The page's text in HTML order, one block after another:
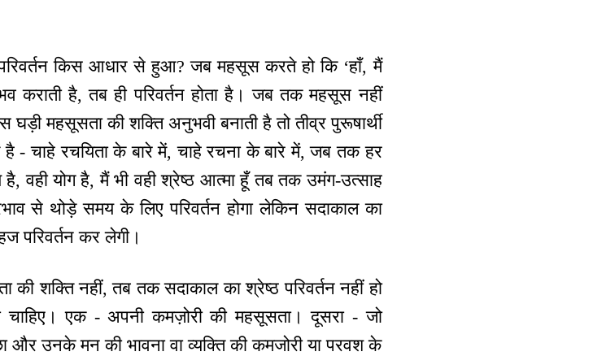
परिवर्तन किस आधार से हुआ? जब महसूस करते हो कि ‘हाँ, मैं
कराती है, तब ही परिवर्तन होता है। जब तक महसूस नहीं
महसूसता की शक्ति अनुभवी बनाती है तो तीव्र पुरूषार्थी
है - चाहे रचयिता के बारे में, चाहे रचना के बारे में, जब तक हर
वही योग है, मैं भी वही श्रेष्ठ आत्मा हूँ तब तक उमंग-उत्साह
से थोड़े समय के लिए परिवर्तन होगा लेकिन सदाकाल का
परिवर्तन कर लेगी।
की शक्ति नहीं, तब तक सदाकाल का श्रेष्ठ परिवर्तन नहीं हो
एक - अपनी कमज़ोरी की महसूसता। दूसरा - जो
और उनके मन की भावना वा व्यक्ति की कमजोरी या परवश के